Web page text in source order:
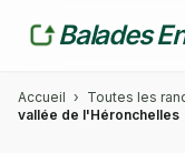
Balades
Accueil › Toutes les
vallée de l'Héronchelles